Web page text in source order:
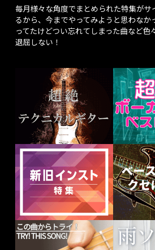
毎月様々な角度でまとめられた特集がサ
るから、今までやってみようと思わなか
ってたけどつい忘れてしまった曲など色
退屈しない！